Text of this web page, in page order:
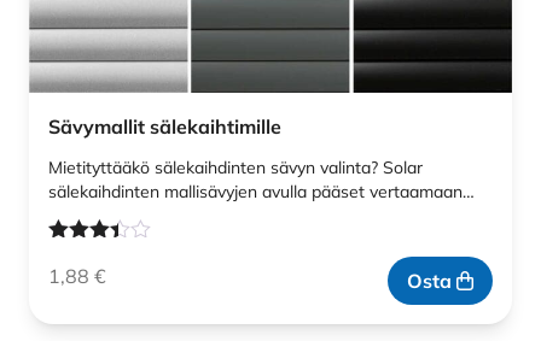
Sävymallit sälekaihtimille
Mietityttääkö sälekaihdinten sävyn valinta? Solar
sälekaihdinten mallisävyjen avulla pääset vertaamaan…
tuotteesta:
1,88 € Osta